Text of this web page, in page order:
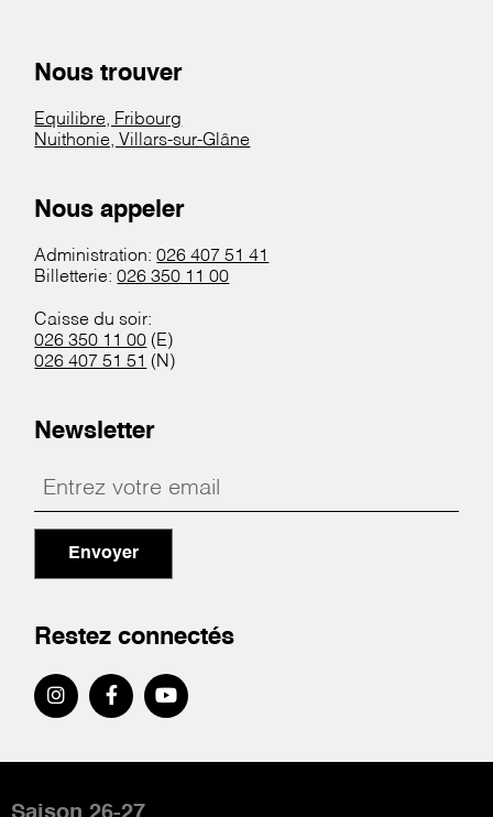
Nous trouver
Equilibre, Fribourg
Nuithonie, Villars-sur-Glâne
Nous appeler
Administration:026 407 51 41
Billetterie:026 350 11 00
Caisse du soir:
026 350 11 00 (E)
026 407 51 51 (N)
Newsletter
Envoyer
Restez connectés